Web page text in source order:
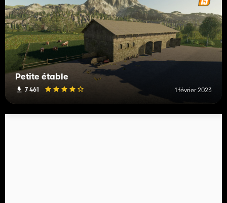
Petite étable
7 461 1 février 2023